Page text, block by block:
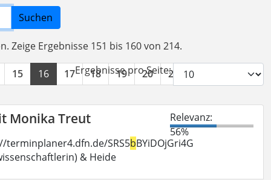
Suchen
Zeige Ergebnisse 151 bis 160 von 214.
15 16 17 18 19 20 21
Ergebnisse pro Seite:
Monika Treut
Relevanz:
56%
terminplaner4.dfn.de/SRS5bBYiDOjGri4G
& Heide